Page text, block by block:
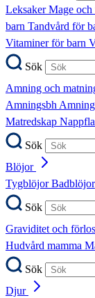
LeksakerMage och
barn Tandvård för
Vitaminer för barn
Sök
Amning och
Amningsbh
Matredskap
Sök
Blöjor
TygblöjorBadblöjor
Sök
Graviditet och
Hudvård mamma
Sök
Djur